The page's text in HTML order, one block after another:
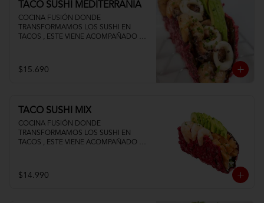
TACO SUSHI MEDITERRANIA
COCINA FUSIÓN DONDE
TRANSFORMAMOS LOS SUSHI EN
TACOS , ESTE VIENE ACOMPAÑADO DE
$15.690
TACO SUSHI MIX
COCINA FUSIÓN DONDE
TRANSFORMAMOS LOS SUSHI EN
TACOS , ESTE VIENE ACOMPAÑADO DE
$14.990